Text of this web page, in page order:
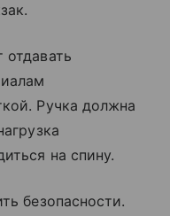
Ручка должна
на спину.
безопасности.